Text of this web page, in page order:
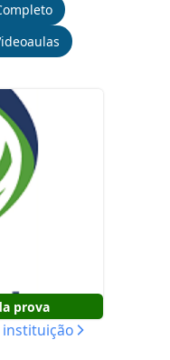
prova
instituição